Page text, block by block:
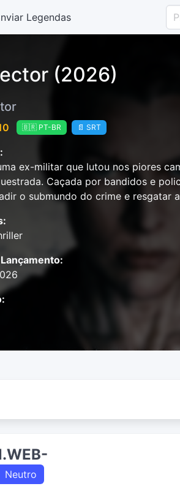
Legendas
(2026)
🇧🇷 PT-BR 📄 SRT
ex-militar que lutou nos piores
Caçada por bandidos e
o submundo do crime e resgatar
Neutro